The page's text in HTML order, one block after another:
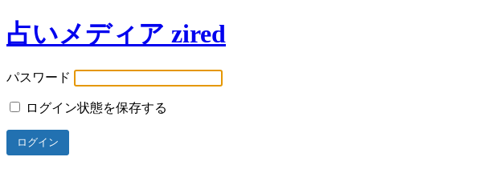
占いメディア zired
パスワード
ログイン状態を保存する